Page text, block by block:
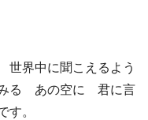
界中に聞こえるよう
る あの空に 君に言
す。